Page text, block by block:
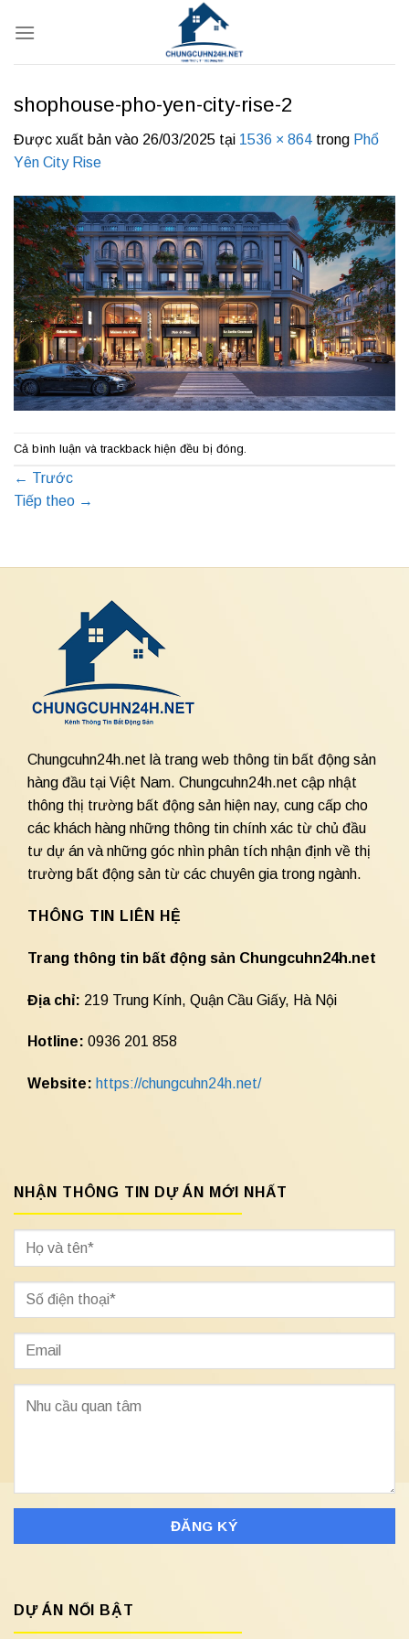
qua
shophouse-pho-yen-city-rise-2
Được xuất bản vào 26/03/2025 tại 1536 × 864 trong Phổ
Yên City Rise
Cả bình luận và trackback hiện đều bị đóng.
← Trước
Tiếp theo →
Chungcuhn24h.net là trang web thông tin bất động sản
hàng đầu tại Việt Nam. Chungcuhn24h.net cập nhật
thông thị trường bất động sản hiện nay, cung cấp cho
các khách hàng những thông tin chính xác từ chủ đầu
tư dự án và những góc nhìn phân tích nhận định về thị
trường bất động sản từ các chuyên gia trong ngành.
THÔNG TIN LIÊN HỆ
Trang thông tin bất động sản Chungcuhn24h.net
Địa chỉ: 219 Trung Kính, Quận Cầu Giấy, Hà Nội
Hotline: 0936 201 858
Website: https://chungcuhn24h.net/
NHẬN THÔNG TIN DỰ ÁN MỚI NHẤT
DỰ ÁN NỔI BẬT